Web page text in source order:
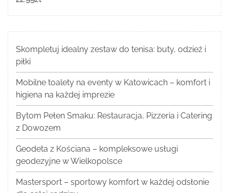
Skompletuj idealny zestaw do tenisa: buty, odzież i
piłki
Mobilne toalety na eventy w Katowicach – komfort i
higiena na każdej imprezie
Bytom Pełen Smaku: Restauracja, Pizzeria i Catering
z Dowozem
Geodeta z Kościana – kompleksowe usługi
geodezyjne w Wielkopolsce
Mastersport – sportowy komfort w każdej odsłonie